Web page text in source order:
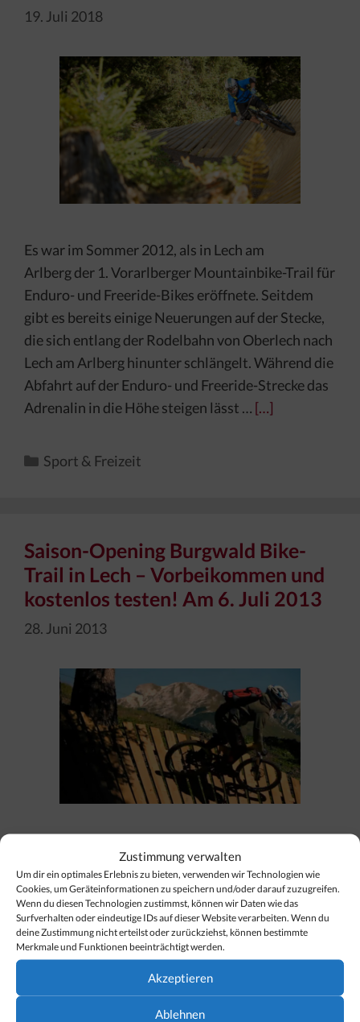
Zustimmung verwalten
Um dir ein optimales Erlebnis zu bieten, verwenden wir Technologien wie
Cookies, um Geräteinformationen zu speichern und/oder darauf zuzugreifen.
Wenn du diesen Technologien zustimmst, können wir Daten wie das
Surfverhalten oder eindeutige IDs auf dieser Website verarbeiten. Wenn du
deine Zustimmung nicht erteilst oder zurückziehst, können bestimmte
Merkmale und Funktionen beeinträchtigt werden.
Akzeptieren
Ablehnen
19. Juli 2018
Es war im Sommer 2012, als in Lech am
Arlberg der 1. Vorarlberger Mountainbike-Trail für
Enduro- und Freeride-Bikes eröffnete. Seitdem
gibt es bereits einige Neuerungen auf der Stecke,
die sich entlang der Rodelbahn von Oberlech nach
Lech am Arlberg hinunter schlängelt. Während die
Abfahrt auf der Enduro- und Freeride-Strecke das
Adrenalin in die Höhe steigen lässt … […]
Kategorien
Sport & Freizeit
Saison-Opening Burgwald Bike-
Trail in Lech – Vorbeikommen und
kostenlos testen! Am 6. Juli 2013
28. Juni 2013
Der 2012 eröffnete Burgwald-Trail von Obelech
nach Lech am Arlberg geht heuer in die 2. Saison
und wird am 6. Juli 2013 Eröffnet. Zum Saison-
Opening können alle Freeride- und Enduro-Biker
den Burgwald Bike Trail kostenlos testen: Leih dir
dein kostenloses Freeride- oder Enduro Bike im
Sportgeschäft Sportalp in Lech aus oder bringe
dein eigenes Downhill-Bike …